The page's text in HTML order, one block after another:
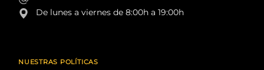
De lunes a viernes de 8:00h a 19:00h
NUESTRAS POLÍTICAS